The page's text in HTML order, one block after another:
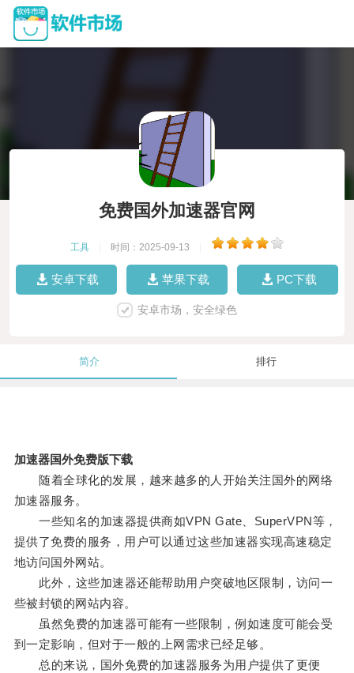
免费国外加速器官网
工具 时间：2025-09-13
安卓下载 苹果下载 PC下载
安卓市场，安全绿色
简介 排行
加速器国外免费版下载
随着全球化的发展，越来越多的人开始关注国外的网络
加速器服务。
一些知名的加速器提供商如VPN Gate、SuperVPN等，
提供了免费的服务，用户可以通过这些加速器实现高速稳定
地访问国外网站。
此外，这些加速器还能帮助用户突破地区限制，访问一
些被封锁的网站内容。
虽然免费的加速器可能有一些限制，例如速度可能会受
到一定影响，但对于一般的上网需求已经足够。
总的来说，国外免费的加速器服务为用户提供了更便